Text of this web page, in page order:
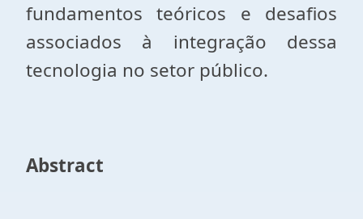
fundamentos teóricos e desafios
associados à integração dessa
tecnologia no setor público.
Abstract